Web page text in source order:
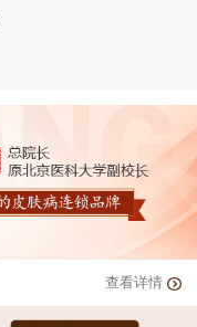
查看详情